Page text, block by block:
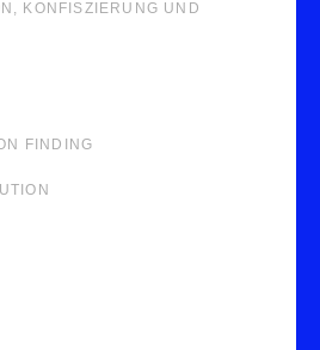
KONFISZIERUNG UND
FINDING